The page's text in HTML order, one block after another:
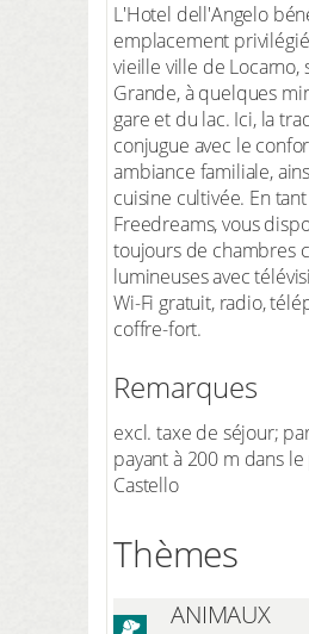
L'Hotel dell'Angelo
emplacement
vieille ville de Locarno,
Grande, à quelques
gare et du lac. Ici, la
conjugue avec le
ambiance familiale,
cuisine cultivée. En
Freedreams, vous
toujours de chambres
lumineuses avec
Wi-Fi gratuit, radio,
coffre-fort.
Remarques
excl. taxe de séjour;
payant à 200 m dans
Castello
Thèmes
ANIMAUX